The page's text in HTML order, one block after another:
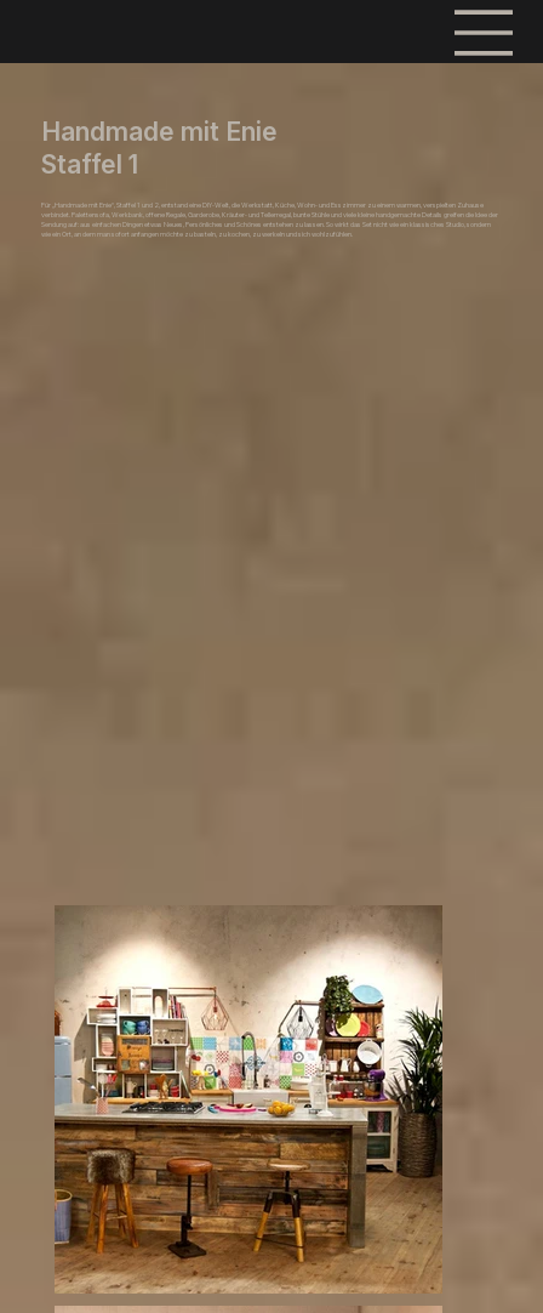
Handmade mit Enie
Staffel 1
Für „Handmade mit Enie“, Staffel 1 und 2, entstand eine DIY-Welt, die Werkstatt, Küche, Wohn- und Esszimmer zu einem warmen, verspielten Zuhause
verbindet. Palettensofa, Werkbank, offene Regale, Garderobe, Kräuter- und Tellerregal, bunte Stühle und viele kleine handgemachte Details greifen die Idee der
Sendung auf: aus einfachen Dingen etwas Neues, Persönliches und Schönes entstehen zu lassen. So wirkt das Set nicht wie ein klassisches Studio, sondern
wie ein Ort, an dem man sofort anfangen möchte zu basteln, zu kochen, zu werkeln und sich wohlzufühlen.